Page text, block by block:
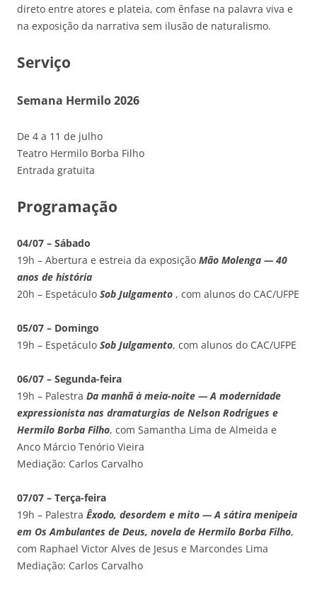
direto entre atores e plateia, com ênfase na palavra viva e
na exposição da narrativa sem ilusão de naturalismo.
Serviço
Semana Hermilo 2026
De 4 a 11 de julho
Teatro Hermilo Borba Filho
Entrada gratuita
Programação
04/07 – Sábado
19h – Abertura e estreia da exposição Mão Molenga — 40
anos de história
20h – Espetáculo Sob Julgamento , com alunos do CAC/UFPE
05/07 – Domingo
19h – Espetáculo Sob Julgamento, com alunos do CAC/UFPE
06/07 – Segunda-feira
19h – Palestra Da manhã à meia-noite — A modernidade
expressionista nas dramaturgias de Nelson Rodrigues e
Hermilo Borba Filho, com Samantha Lima de Almeida e
Anco Márcio Tenório Vieira
Mediação: Carlos Carvalho
07/07 – Terça-feira
19h – Palestra Êxodo, desordem e mito — A sátira menipeia
em Os Ambulantes de Deus, novela de Hermilo Borba Filho,
com Raphael Victor Alves de Jesus e Marcondes Lima
Mediação: Carlos Carvalho